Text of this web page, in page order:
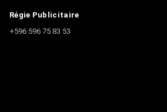
Régie Publicitaire
+596 596 75 83 53